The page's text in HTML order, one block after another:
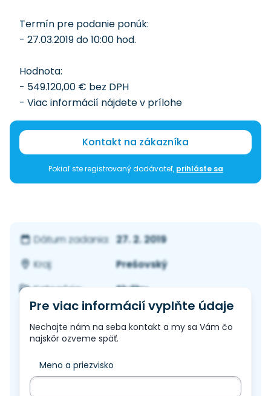
Termín pre podanie ponúk:
- 27.03.2019 do 10:00 hod.
Hodnota:
- 549.120,00 € bez DPH
- Viac informácií nájdete v prílohe
Kontakt na zákazníka
Pokiaľ ste registrovaný dodávateľ, prihláste sa
Dátum zadania: 27. 2. 2019
Kraj:
Prešovský
Kategória:
Služby
Pre viac informácií vyplňte údaje
Nechajte nám na seba kontakt a my sa Vám čo
najskôr ozveme späť.
Meno a priezvisko